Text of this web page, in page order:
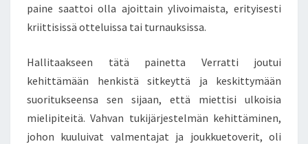
paine saattoi olla ajoittain ylivoimaista, erityisesti
kriittisissä otteluissa tai turnauksissa.
Hallitaakseen tätä painetta Verratti joutui
kehittämään henkistä sitkeyttä ja keskittymään
suoritukseensa sen sijaan, että miettisi ulkoisia
mielipiteitä. Vahvan tukijärjestelmän kehittäminen,
johon kuuluivat valmentajat ja joukkuetoverit, oli